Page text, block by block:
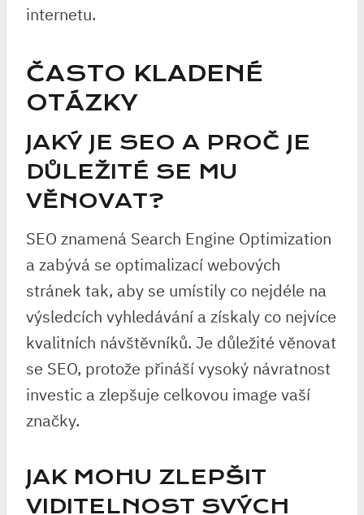
internetu.
ČASTO KLADENÉ
OTÁZKY
JAKÝ JE SEO A PROČ JE
DŮLEŽITÉ SE MU
VĚNOVAT?
SEO znamená Search Engine Optimization
a zabývá se optimalizací webových
stránek tak, aby se umístily co nejdéle na
výsledcích vyhledávání a získaly co nejvíce
kvalitních návštěvníků. Je důležité věnovat
se SEO, protože přináší vysoký návratnost
investic a zlepšuje celkovou image vaší
značky.
JAK MOHU ZLEPŠIT
VIDITELNOST SVÝCH